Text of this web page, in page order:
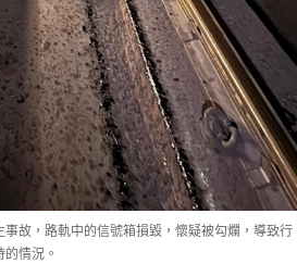
故，路軌中的信號箱損毀，懷疑被勾爛，導致行
情況。